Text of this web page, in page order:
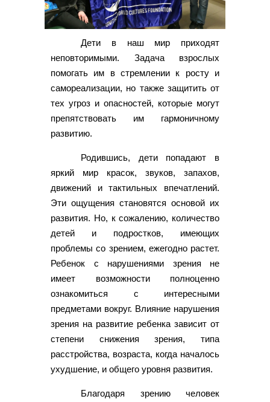
Дети в наш мир приходят
неповторимыми. Задача взрослых
помогать им в стремлении к росту и
самореализации, но также защитить от
тех угроз и опасностей, которые могут
препятствовать им гармоничному
развитию.
Родившись, дети попадают в
яркий мир красок, звуков, запахов,
движений и тактильных впечатлений.
Эти ощущения становятся основой их
развития. Но, к сожалению, количество
детей и подростков, имеющих
проблемы со зрением, ежегодно растет.
Ребенок с нарушениями зрения не
имеет возможности полноценно
ознакомиться с интересными
предметами вокруг. Влияние нарушения
зрения на развитие ребенка зависит от
степени снижения зрения, типа
расстройства, возраста, когда началось
ухудшение, и общего уровня развития.
Благодаря зрению человек